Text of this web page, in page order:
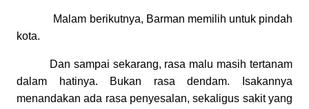
Malam berikutnya, Barman memilih untuk pindah
kota.
Dan sampai sekarang, rasa malu masih tertanam
dalam hatinya. Bukan rasa dendam. Isakannya
menandakan ada rasa penyesalan, sekaligus sakit yang